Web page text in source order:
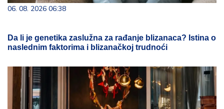
06. 08. 2026 06:38
Da li je genetika zaslužna za rađanje blizanaca? Istina o
naslednim faktorima i blizanačkoj trudnoći